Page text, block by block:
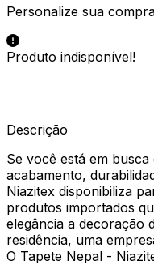
Personalize sua
Produto indisponível!
Descrição
Se você está em
acabamento,
Niazitex disponibiliza
produtos importados
elegância a decoração
residência, uma
O Tapete Nepal -